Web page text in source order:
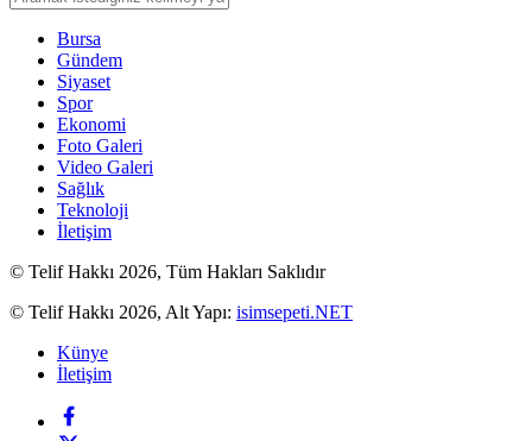
Bursa
Gündem
Siyaset
Spor
Ekonomi
Foto Galeri
Video Galeri
Sağlık
Teknoloji
İletişim
© Telif Hakkı 2026, Tüm Hakları Saklıdır
© Telif Hakkı 2026, Alt Yapı: isimsepeti.NET
Künye
İletişim